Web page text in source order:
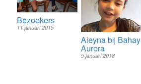
Bezoekers
11 januari 2015
Aleyna bij Bahay
Aurora
5 januari 2018